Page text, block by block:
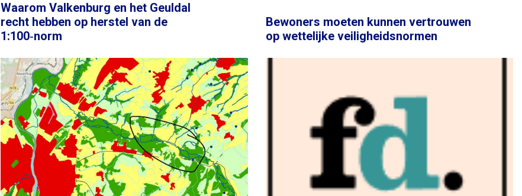
Waarom Valkenburg en het Geuldal
recht hebben op herstel van de
1:100‑norm
Bewoners moeten kunnen vertrouwen
op wettelijke veiligheidsnormen